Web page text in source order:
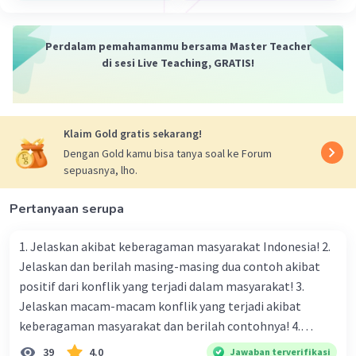
Perdalam pemahamanmu bersama Master Teacher
di sesi Live Teaching, GRATIS!
Klaim Gold gratis sekarang!
Dengan Gold kamu bisa tanya soal ke Forum
sepuasnya, lho.
Pertanyaan serupa
1. Jelaskan akibat keberagaman masyarakat Indonesia! 2.
Jelaskan dan berilah masing-masing dua contoh akibat
positif dari konflik yang terjadi dalam masyarakat! 3.
Jelaskan macam-macam konflik yang terjadi akibat
keberagaman masyarakat dan berilah contohnya! 4.
Mengapa dalam masyarakat yang memiliki keberagaman
39 4.0 Jawaban terverifikasi